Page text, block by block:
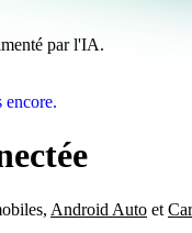
par l'IA.
encore.
Android Auto et